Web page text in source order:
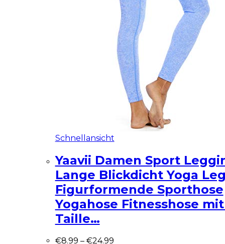
Schnellansicht
Yaavii Damen Sport
Lange Blickdicht Yoga
Figurformende Sporthose
Yogahose Fitnesshose
Taille…
€8.99 – €24.99